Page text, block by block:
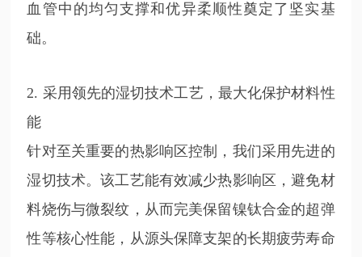
血管中的均匀支撑和优异柔顺性奠定了坚实基
础。
2. 采用领先的湿切技术工艺，最大化保护材料性
能
针对至关重要的热影响区控制，我们采用先进的
湿切技术。该工艺能有效减少热影响区，避免材
料烧伤与微裂纹，从而完美保留镍钛合金的超弹
性等核心性能，从源头保障支架的长期疲劳寿命